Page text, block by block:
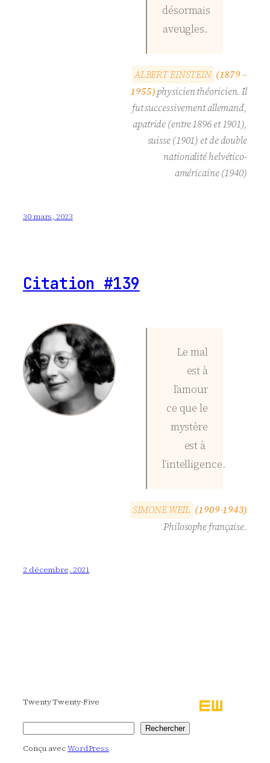
désormais
aveugles.
ALBERTEINSTEIN (1879 –
1955)physicien théoricien. Il
fut successivement allemand,
apatride (entre 1896 et 1901),
suisse (1901) et de double
nationalité helvético-
américaine (1940)
30 mars, 2023
Citation #139
Le mal
est à
l’amour
ce que le
mystère
est à
l’intelligence.
SIMONEWEIL (1909-1943)
Philosophe française.
2 décembre, 2021
Twenty Twenty-Five
Rechercher Rechercher
Conçu avecWordPress